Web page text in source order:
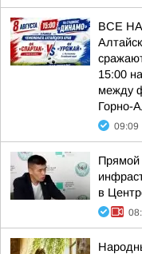
ВСЕ НА
15:00
между
Горно-
09:09
Прямой
в